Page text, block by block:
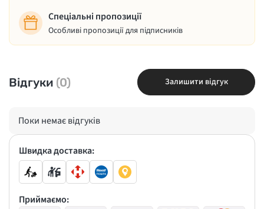
Спеціальні пропозиції
Особливі пропозиції для підписників
Відгуки (0) Залишити відгук
Поки немає відгуків
Швидка доставка:
Приймаємо: